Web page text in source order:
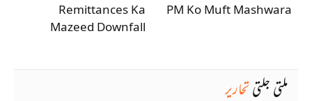
PM Ko Muft Mashwara
Remittances Ka
Mazeed Downfall
ملتی جلتیتحاریر